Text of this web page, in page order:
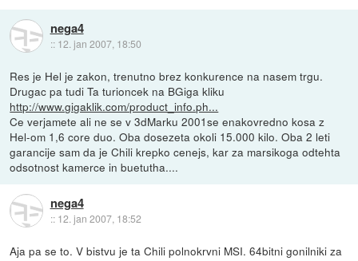
nega4
:: 12. jan 2007, 18:50
Res je Hel je zakon, trenutno brez konkurence na nasem trgu.
Drugac pa tudi Ta turioncek na BGiga kliku
http://www.gigaklik.com/product_info.ph...
Ce verjamete ali ne se v 3dMarku 2001se enakovredno kosa z
Hel-om 1,6 core duo. Oba dosezeta okoli 15.000 kilo. Oba 2 leti
garancije sam da je Chili krepko cenejs, kar za marsikoga odtehta
odsotnost kamerce in buetutha....
nega4
:: 12. jan 2007, 18:52
Aja pa se to. V bistvu je ta Chili polnokrvni MSI. 64bitni gonilniki za